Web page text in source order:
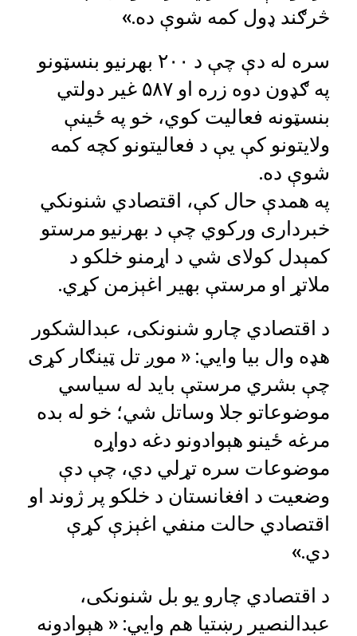
څرګند ډول کمه شوې ده.»
سره له دې چې د ۲۰۰ بهرنیو بنسټونو
په ګډون دوه زره او ۵۸۷ غیر دولتي
بنسټونه فعالیت کوي، خو په ځینې
ولایتونو کې یې د فعالیتونو کچه کمه
شوې ده.
په همدې حال کې، اقتصادي شنونکي
خبرداری ورکوي چې د بهرنیو مرستو
کمېدل کولای شي د اړمنو خلکو د
ملاتړ او مرستې بهیر اغېزمن کړي.
د اقتصادي چارو شنونکی، عبدالشکور
هډه ‌وال بیا وايي: « موږ تل ټینګار کړی
چې بشري مرستې باید له سیاسي
موضوعاتو جلا وساتل شي؛ خو له بده
مرغه ځینو هېوادونو دغه دواړه
موضوعات سره تړلي دي، چې دې
وضعیت د افغانستان د خلکو پر ژوند او
اقتصادي حالت منفي اغېزې کړې
دي.»
د اقتصادي چارو یو بل شنونکی،
عبدالنصیر رښتیا هم وايي: « هېوادونه